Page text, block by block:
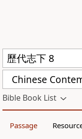
Bible Book List
Passage